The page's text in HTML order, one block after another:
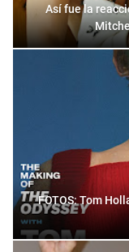
Así fue la
FOTOS: Tom